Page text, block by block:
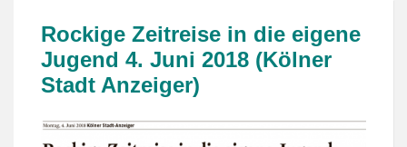
Rockige Zeitreise in die eigene
Jugend 4. Juni 2018 (Kölner
Stadt Anzeiger)